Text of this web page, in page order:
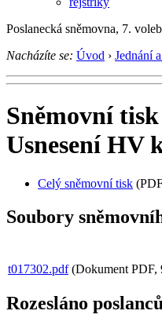
Poslanecká sněmovna, 7.
Nacházíte se: Úvod › Jednání
Sněmovní tisk
Usnesení HV
Celý sněmovní tisk
Soubory
t017302.pdf(Dokument PDF,
Rozesláno